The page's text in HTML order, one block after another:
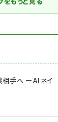
相手へ ーAIネイ